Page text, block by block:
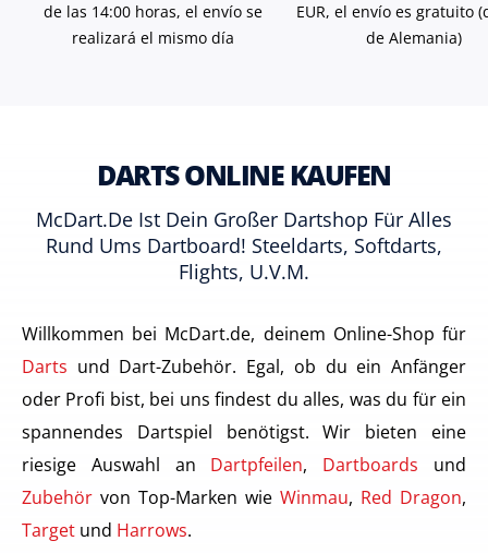
de las 14:00 horas, el envío se
realizará el mismo día
EUR, el envío es gratuito
de Alemania)
DARTS ONLINE KAUFEN
McDart.de Ist Dein Großer Dartshop Für Alles
Rund Ums Dartboard! Steeldarts, Softdarts,
Flights, U.v.m.
Willkommen bei McDart.de, deinem Online-Shop für
Darts und Dart-Zubehör. Egal, ob du ein Anfänger
oder Profi bist, bei uns findest du alles, was du für ein
spannendes Dartspiel benötigst. Wir bieten eine
riesige Auswahl an Dartpfeilen, Dartboards und
Zubehör von Top-Marken wie Winmau, Red Dragon,
Target und Harrows.